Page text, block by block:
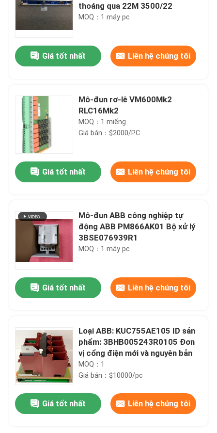
Nhà
Sản phẩm
Về chúng tôi
thoáng qua 22M 3500/22
MOQ：1 máy pc
Giá tốt nhất Liên hệ chúng tôi
Mô-đun rơ-lê VM600Mk2
RLC16Mk2
MOQ：1 miếng
Giá bán：$2000/PC
Giá tốt nhất Liên hệ chúng tôi
Mô-đun ABB công nghiệp tự
động ABB PM866AK01 Bộ xử lý
3BSE076939R1
MOQ：1 máy pc
Giá tốt nhất Liên hệ chúng tôi
Loại ABB: KUC755AE105 ID sản
phẩm: 3BHB005243R0105 Đơn
vị cổng điện mới và nguyên bản
MOQ：1
Giá bán：$10000/pc
Giá tốt nhất Liên hệ chúng tôiCấu hình chung PLC điện tử IC698CPE020 700 MHz Bộ vi xử lý Pentium III